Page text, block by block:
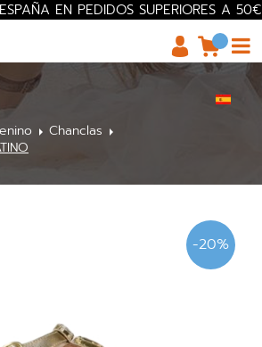
EN PEDIDOS SUPERIORES A 50€
Chanclas
-20%